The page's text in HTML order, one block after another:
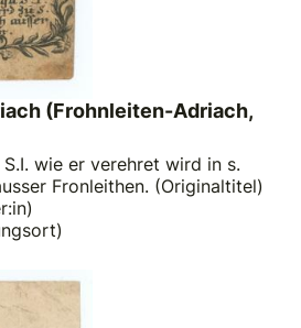
(Frohnleiten-Adriach,
wie er verehret wird in s.
Fronleithen. (Originaltitel)